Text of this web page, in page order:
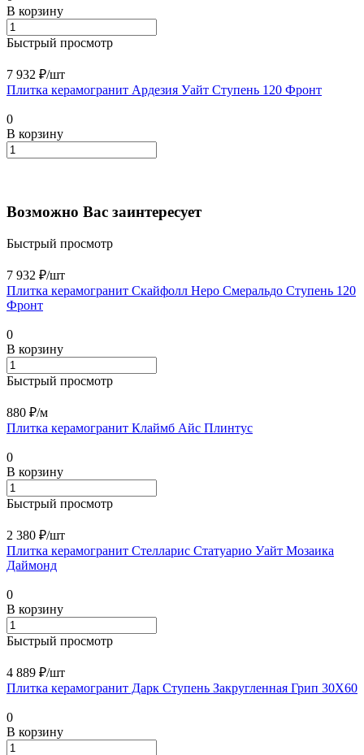
В корзину
Быстрый просмотр
7 932 ₽/шт
Плитка керамогранит Ардезия Уайт Ступень 120 Фронт
0
В корзину
Возможно Вас заинтересует
Быстрый просмотр
7 932 ₽/шт
Плитка керамогранит Скайфолл Неро Смеральдо Ступень 120
Фронт
0
В корзину
Быстрый просмотр
880 ₽/м
Плитка керамогранит Клаймб Айс Плинтус
0
В корзину
Быстрый просмотр
2 380 ₽/шт
Плитка керамогранит Стелларис Статуарио Уайт Мозаика
Даймонд
0
В корзину
Быстрый просмотр
4 889 ₽/шт
Плитка керамогранит Дарк Ступень Закругленная Грип 30X60
0
В корзину